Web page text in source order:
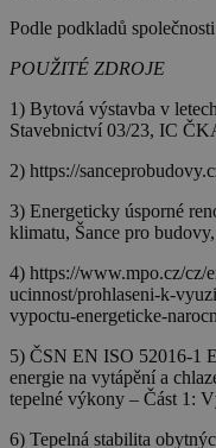
Podle podkladů
POUŽITÉ ZDROJE
1) Bytová výstavba v
Stavebnictví 03/23, IC
2) https://
3) Energeticky úsporné
klimatu, Šance pro
4) https://www.mpo.cz/cz/
ucinnost/prohlaseni-k-
vypoctu-energeticke-
5) ČSN EN ISO 52016-1
energie na vytápění a
tepelné výkony – Část 1:
6) Tepelná stabilita